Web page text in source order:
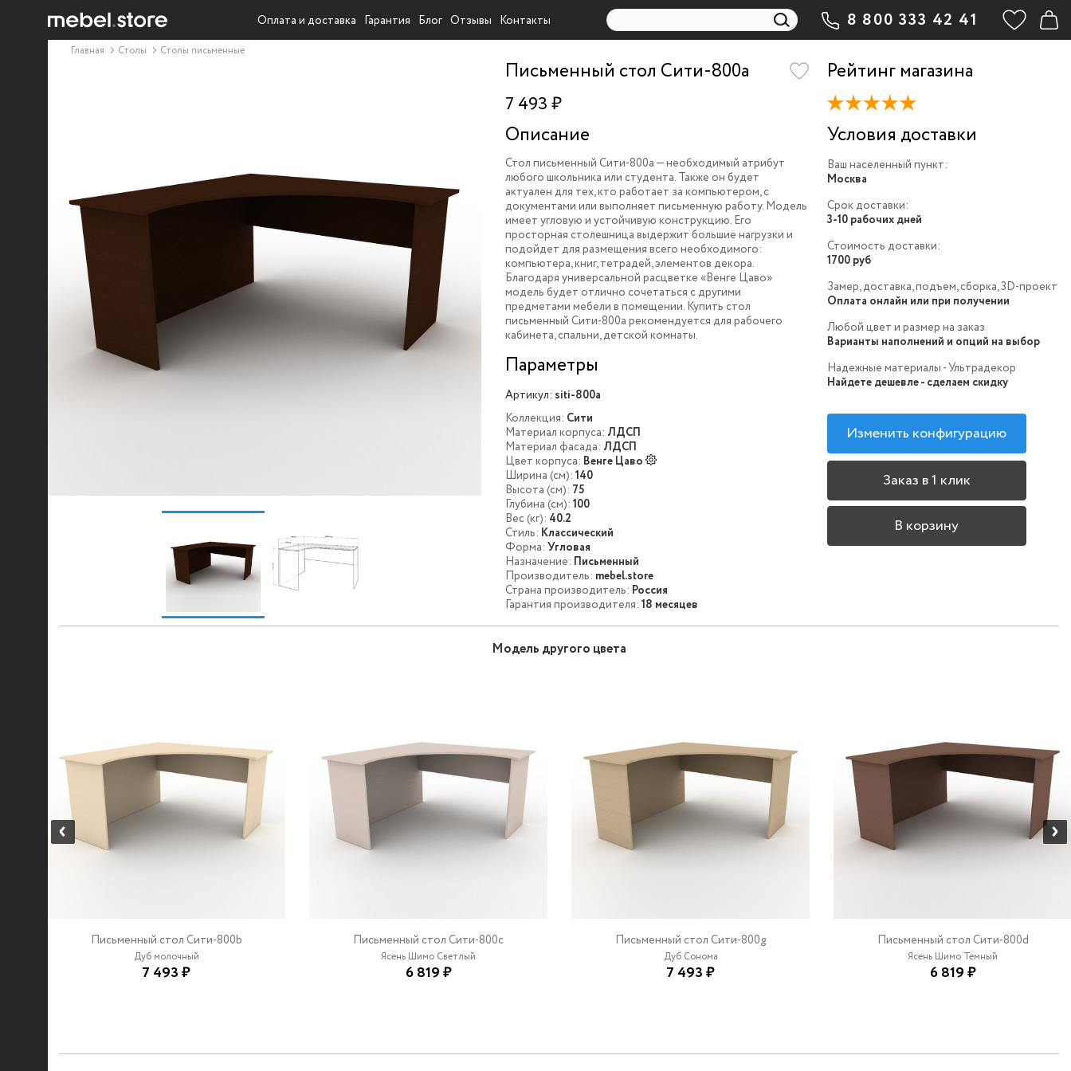
Оплата и доставка Гарантия Блог Отзывы Контакты 8 800 333 42 41
Главная Столы Столы письменные
Письменный стол Сити-800a
7 493 ₽
Описание
Стол письменный Сити-800a — необходимый атрибут
любого школьника или студента. Также он будет
актуален для тех, кто работает за компьютером, с
документами или выполняет письменную работу. Модель
имеет угловую и устойчивую конструкцию. Его
просторная столешница выдержит большие нагрузки и
подойдет для размещения всего необходимого:
компьютера, книг, тетрадей, элементов декора.
Благодаря универсальной расцветке «Венге Цаво»
модель будет отлично сочетаться с другими
предметами мебели в помещении. Купить стол
письменный Сити-800a рекомендуется для рабочего
кабинета, спальни, детской комнаты.
Параметры
Артикул: siti-800a
Коллекция: Сити
Материал корпуса: ЛДСП
Материал фасада: ЛДСП
Цвет корпуса: Венге Цаво
Ширина (см): 140
Высота (см): 75
Глубина (см): 100
Вес (кг): 40.2
Стиль: Классический
Форма: Угловая
Назначение: Письменный
Производитель: mebel.store
Страна производитель: Россия
Гарантия производителя: 18 месяцев
Рейтинг магазина
Условия доставки
Ваш населенный пункт:
Москва
Срок доставки:
3-10 рабочих дней
Стоимость доставки:
1700 руб
Замер, доставка, подъем, сборка, 3D-проект
Оплата онлайн или при получении
Любой цвет и размер на заказ
Варианты наполнений и опций на выбор
Надежные материалы - Ультрадекор
Найдете дешевле - сделаем скидку
Изменить конфигурацию
Заказ в 1 клик
В корзину
Модель другого цвета
Письменный стол Сити-800b
Дуб молочный
7 493 ₽
Письменный стол Сити-800c
Ясень Шимо Светлый
6 819 ₽
Письменный стол Сити-800g
Дуб Сонома
7 493 ₽
Письменный стол Сити-800d
Ясень Шимо Темный
6 819 ₽